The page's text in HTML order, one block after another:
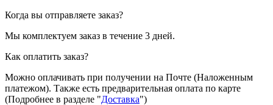
Когда вы отправляете заказ?
Мы комплектуем заказ в течение 3 дней.
Как оплатить заказ?
Можно оплачивать при получении на Почте (Наложенным
платежом). Также есть предварительная оплата по карте
(Подробнее в разделе "Доставка")